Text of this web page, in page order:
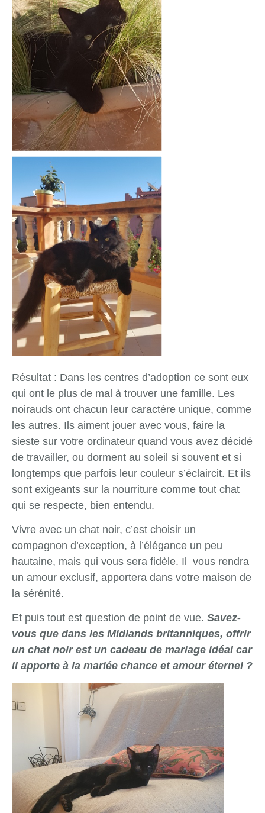
Résultat : Dans les centres d’adoption ce sont eux
qui ont le plus de mal à trouver une famille. Les
noirauds ont chacun leur caractère unique, comme
les autres. Ils aiment jouer avec vous, faire la
sieste sur votre ordinateur quand vous avez décidé
de travailler, ou dorment au soleil si souvent et si
longtemps que parfois leur couleur s’éclaircit. Et ils
sont exigeants sur la nourriture comme tout chat
qui se respecte, bien entendu.
Vivre avec un chat noir, c’est choisir un
compagnon d’exception, à l’élégance un peu
hautaine, mais qui vous sera fidèle. Il vous rendra
un amour exclusif, apportera dans votre maison de
la sérénité.
Et puis tout est question de point de vue. Savez-
vous que dans les Midlands britanniques, offrir
un chat noir est un cadeau de mariage idéal car
il apporte à la mariée chance et amour éternel ?